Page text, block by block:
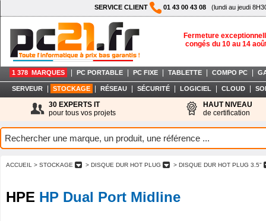
SERVICE CLIENT 01 43 00 43 08 (lundi au jeudi
Fermeture
congés du 10 au 14
1 378 MARQUES PC PORTABLE PC FIXE TABLETTE COMPO PC
SERVEUR STOCKAGE RÉSEAU SÉCURITÉ LOGICIEL CLOUD
30 EXPERTS IT
pour tous vos projets
HAUT NIVEAU
de certification
ACCUEIL > STOCKAGE > DISQUE DUR HOT PLUG > DISQUE DUR HOT PLUG 3.5"
HPE HP Dual Port Midline